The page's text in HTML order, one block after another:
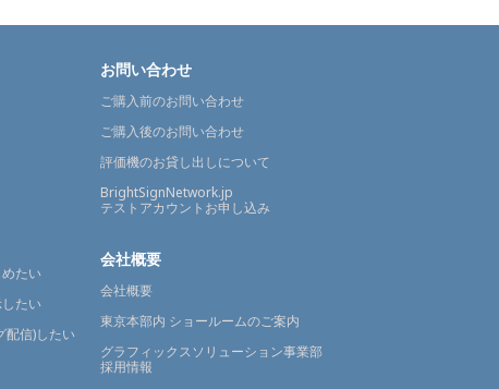
たい
たい
配信)したい
お問い合わせ
ご購入前のお問い合わせ
ご購入後のお問い合わせ
評価機のお貸し出しについて
BrightSignNetwork.jp
テストアカウントお申し込み
会社概要
会社概要
東京本部内 ショールームのご案内
グラフィックスソリューション事業部
採用情報